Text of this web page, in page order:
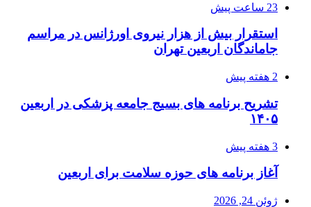
23 ساعت پیش
استقرار بیش از هزار نیروی اورژانس در مراسم
جاماندگان اربعین تهران
2 هفته پیش
تشریح برنامه های بسیج جامعه پزشکی در اربعین
۱۴۰۵
3 هفته پیش
آغاز برنامه های حوزه سلامت برای اربعین
ژوئن 24, 2026